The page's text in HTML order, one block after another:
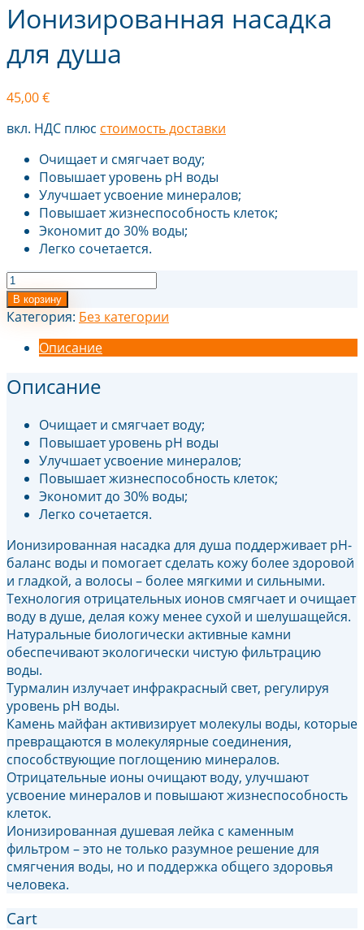
Ионизированная насадка
для душа
45,00€
вкл. НДС плюс стоимость доставки
Очищает и смягчает воду;
Повышает уровень pH воды
Улучшает усвоение минералов;
Повышает жизнеспособность клеток;
Экономит до 30% воды;
Легко сочетается.
Количество
товара
Ионизированная
для
В корзину
Категория: Без категории
Описание
Описание
Очищает и смягчает воду;
Повышает уровень pH воды
Улучшает усвоение минералов;
Повышает жизнеспособность клеток;
Экономит до 30% воды;
Легко сочетается.
Ионизированная насадка для душа поддерживает pH-
баланс воды и помогает сделать кожу более здоровой
и гладкой, а волосы – более мягкими и сильными.
Технология отрицательных ионов смягчает и очищает
воду в душе, делая кожу менее сухой и шелушащейся.
Натуральные биологически активные камни
обеспечивают экологически чистую фильтрацию
воды.
Турмалин излучает инфракрасный свет, регулируя
уровень pH воды.
Камень майфан активизирует молекулы воды, которые
превращаются в молекулярные соединения,
способствующие поглощению минералов.
Отрицательные ионы очищают воду, улучшают
усвоение минералов и повышают жизнеспособность
клеток.
Ионизированная душевая лейка с каменным
фильтром – это не только разумное решение для
смягчения воды, но и поддержка общего здоровья
человека.
Cart